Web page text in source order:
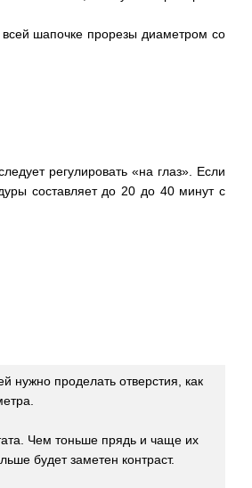
шапочке прорезы диаметром со
регулировать «на глаз». Если
составляет до 20 до 40 минут с
нужно проделать отверстия, как
Чем тоньше прядь и чаще их
будет заметен контраст.